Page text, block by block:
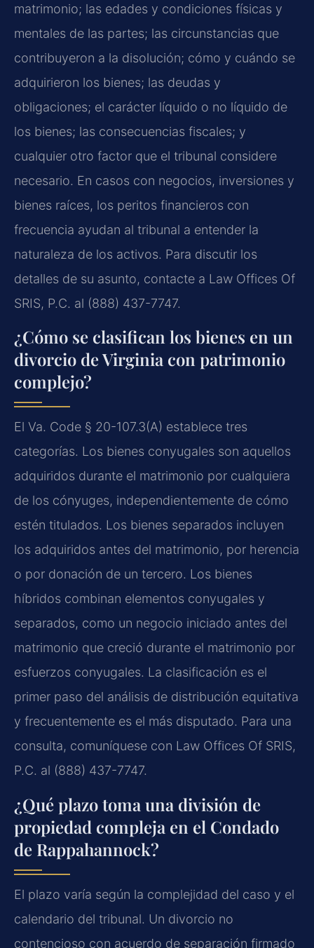
matrimonio; las edades y condiciones físicas y
mentales de las partes; las circunstancias que
contribuyeron a la disolución; cómo y cuándo se
adquirieron los bienes; las deudas y
obligaciones; el carácter líquido o no líquido de
los bienes; las consecuencias fiscales; y
cualquier otro factor que el tribunal considere
necesario. En casos con negocios, inversiones y
bienes raíces, los peritos financieros con
frecuencia ayudan al tribunal a entender la
naturaleza de los activos. Para discutir los
detalles de su asunto, contacte a Law Offices Of
SRIS, P.C. al (888) 437-7747.
¿Cómo se clasifican los bienes en un
divorcio de Virginia con patrimonio
complejo?
El Va. Code § 20-107.3(A) establece tres
categorías. Los bienes conyugales son aquellos
adquiridos durante el matrimonio por cualquiera
de los cónyuges, independientemente de cómo
estén titulados. Los bienes separados incluyen
los adquiridos antes del matrimonio, por herencia
o por donación de un tercero. Los bienes
híbridos combinan elementos conyugales y
separados, como un negocio iniciado antes del
matrimonio que creció durante el matrimonio por
esfuerzos conyugales. La clasificación es el
primer paso del análisis de distribución equitativa
y frecuentemente es el más disputado. Para una
consulta, comuníquese con Law Offices Of SRIS,
P.C. al (888) 437-7747.
¿Qué plazo toma una división de
propiedad compleja en el Condado
de Rappahannock?
El plazo varía según la complejidad del caso y el
calendario del tribunal. Un divorcio no
contencioso con acuerdo de separación firmado